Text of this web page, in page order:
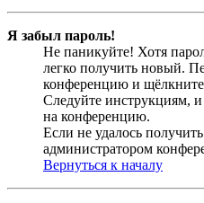
Я забыл пароль!
Не паникуйте! Хотя
легко получить новый.
конференцию и
Следуйте инструкциям,
на конференцию.
Если не удалось
администратором
Вернуться к началу